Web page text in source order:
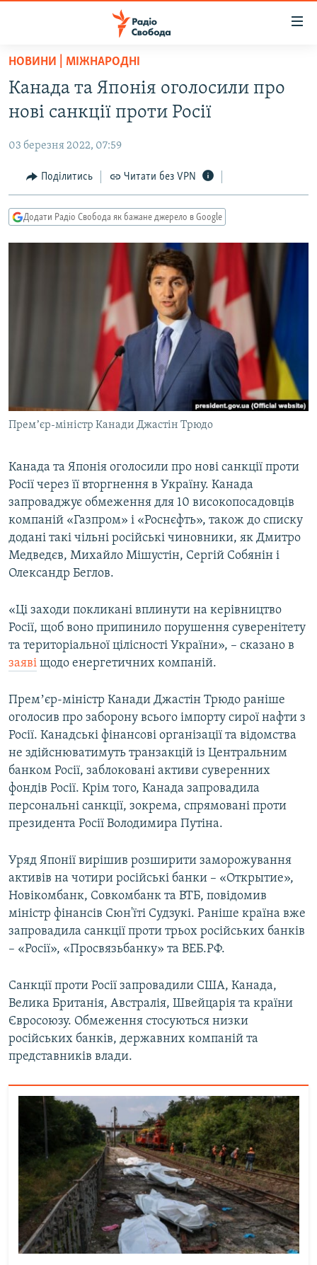
Перейти
основного
матеріалу
до
навігації
Перейти
до
ВСЕ ЗА ДОБУ
ПОЛІТИКА
ЕКОНОМІКА
КУЛЬТУРА
ВІЙНА
РОСІЙСЬКА «ФІЛЬТРАЦІЯ»
КРИМ.РЕАЛІЇ
КИТАЙ.ВИКЛИКИ
СПЕЦПРОЄКТИ
ПОДКАСТИ
КРИМ РЕАЛІЇ
РУС
УКР
КТАТ
ДОЛУЧАЙСЯ!
Усі сайти RFE/RL
НОВИНИ | МІЖНАРОДНІ
Канада та Японія оголосили про
нові санкції проти Росії
03 березня 2022, 07:59
Поділитись Читати без VPN
Додати Радіо Свобода як бажане джерело в Google
Премʼєр-міністр Канади Джастін Трюдо
Канада та Японія оголосили про нові санкції проти
Росії через її вторгнення в Україну. Канада
запроваджує обмеження для 10 високопосадовців
компаній «Газпром» і «Роснєфть», також до списку
додані такі чільні російські чиновники, як Дмитро
Медведєв, Михайло Мішустін, Сергій Собянін і
Олександр Беглов.
«Ці заходи покликані вплинути на керівництво
Росії, щоб воно припинило порушення суверенітету
та територіальної цілісності України», – сказано в
заяві щодо енергетичних компаній.
Премʼєр-міністр Канади Джастін Трюдо раніше
оголосив про заборону всього імпорту сирої нафти з
Росії. Канадські фінансові організації та відомства
не здійснюватимуть транзакцій із Центральним
банком Росії, заблоковані активи суверенних
фондів Росії. Крім того, Канада запровадила
персональні санкції, зокрема, спрямовані проти
президента Росії Володимира Путіна.
Уряд Японії вирішив розширити заморожування
активів на чотири російські банки – «Открытие»,
Новікомбанк, Совкомбанк та ВТБ, повідомив
міністр фінансів Сюн'їті Судзукі. Раніше країна вже
запровадила санкції проти трьох російських банків
– «Росії», «Просвязьбанку» та ВЕБ.РФ.
Санкції проти Росії запровадили США, Канада,
Велика Британія, Австралія, Швейцарія та країни
Євросоюзу. Обмеження стосуються низки
російських банків, державних компаній та
представників влади.